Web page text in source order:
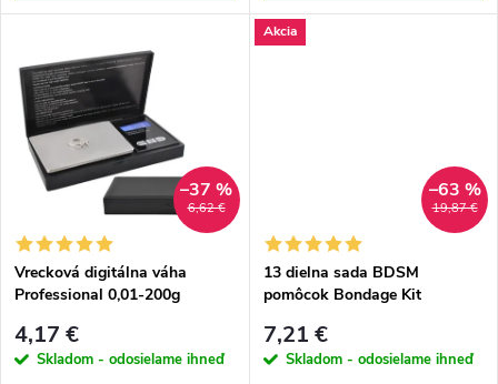
d
u
k
t
o
v
u
k
o
v
6,62 €
–37 %
Vrecková digitálna váha
Professional 0,01-200g
4,17 €
Skladom - odosielame ihneď
Akcia
19,87 €
–63 %
13 dielna sada BDSM
pomôcok Bondage Kit
7,21 €
Skladom - odosielame ihneď